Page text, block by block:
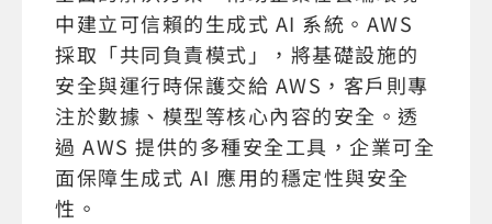
中建立可信賴的生成式 AI 系統。AWS
採取「共同負責模式」，將基礎設施的
安全與運行時保護交給 AWS，客戶則專
注於數據、模型等核心內容的安全。透
過 AWS 提供的多種安全工具，企業可全
面保障生成式 AI 應用的穩定性與安全
性。